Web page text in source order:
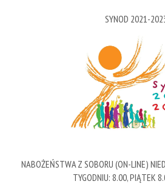
SYNOD 2021-
NABOŻEŃSTWA Z SOBORU (ON-LINE)
TYGODNIU: 8.00, PIĄTEK